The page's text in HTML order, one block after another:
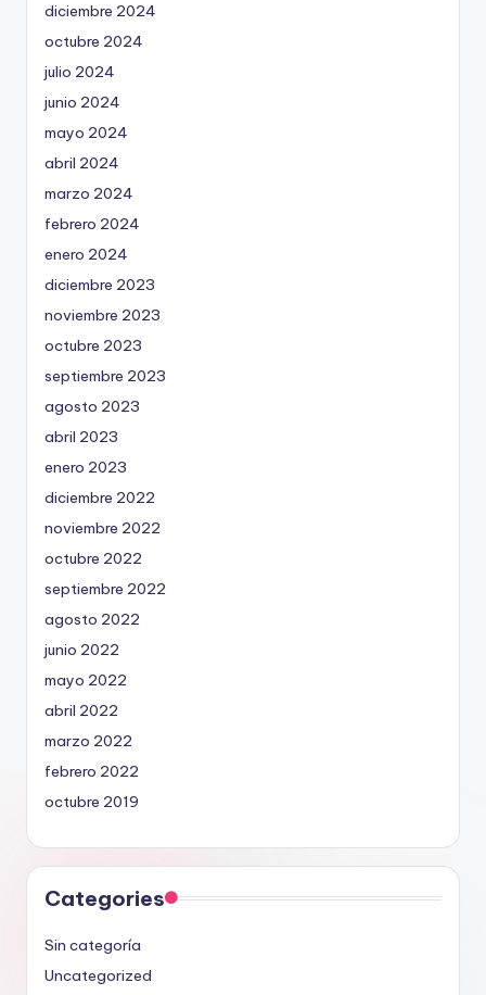
diciembre 2024
octubre 2024
julio 2024
junio 2024
mayo 2024
abril 2024
marzo 2024
febrero 2024
enero 2024
diciembre 2023
noviembre 2023
octubre 2023
septiembre 2023
agosto 2023
abril 2023
enero 2023
diciembre 2022
noviembre 2022
octubre 2022
septiembre 2022
agosto 2022
junio 2022
mayo 2022
abril 2022
marzo 2022
febrero 2022
octubre 2019
Categories
Sin categoría
Uncategorized